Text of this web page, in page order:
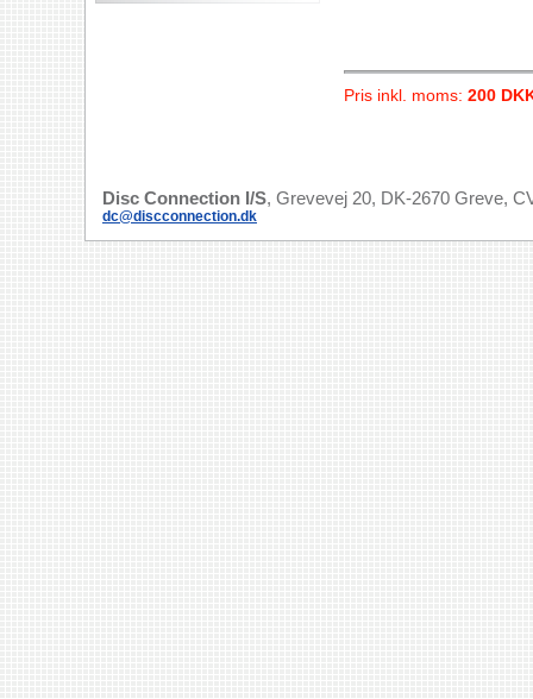
Pris inkl. moms: 200
Disc Connection I/S, Grevevej 20, DK-2670 Greve,
dc@discconnection.dk